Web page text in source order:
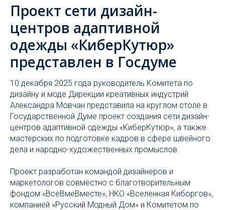
Проект сети дизайн-
центров адаптивной
одежды «КиберКутюр»
представлен в Госдуме
10 декабря 2025 года руководитель Комитета по
дизайну и моде Дирекции креативных индустрий
Александра Мовчан представила на круглом столе в
Государственной Думе проект создания сети дизайн-
центров адаптивной одежды «КиберКутюр», а также
мастерских по подготовке кадров в сфере швейного
дела и народно-художественных промыслов.
Проект разработан командой дизайнеров и
маркетологов совместно с благотворительным
фондом «ВсеВмеВместе», НКО «Вселенная Киборгов»,
компанией «Русский Модный Дом» и Комитетом по